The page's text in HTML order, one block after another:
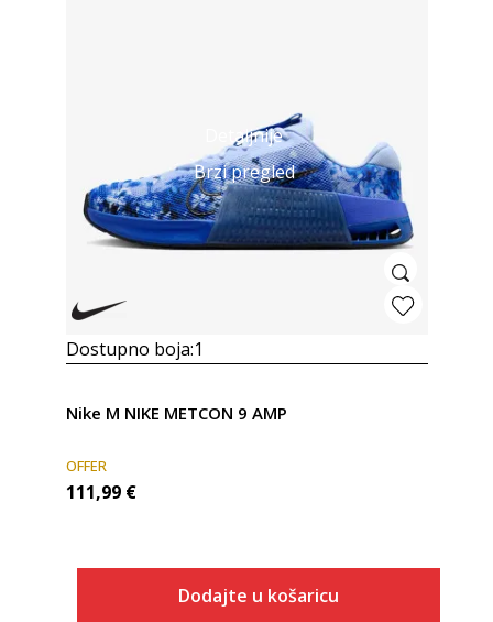
Detaljnije
Brzi pregled
Dostupno boja:1
Nike M NIKE METCON 9 AMP
OFFER
111,99 €
Dodajte u košaricu